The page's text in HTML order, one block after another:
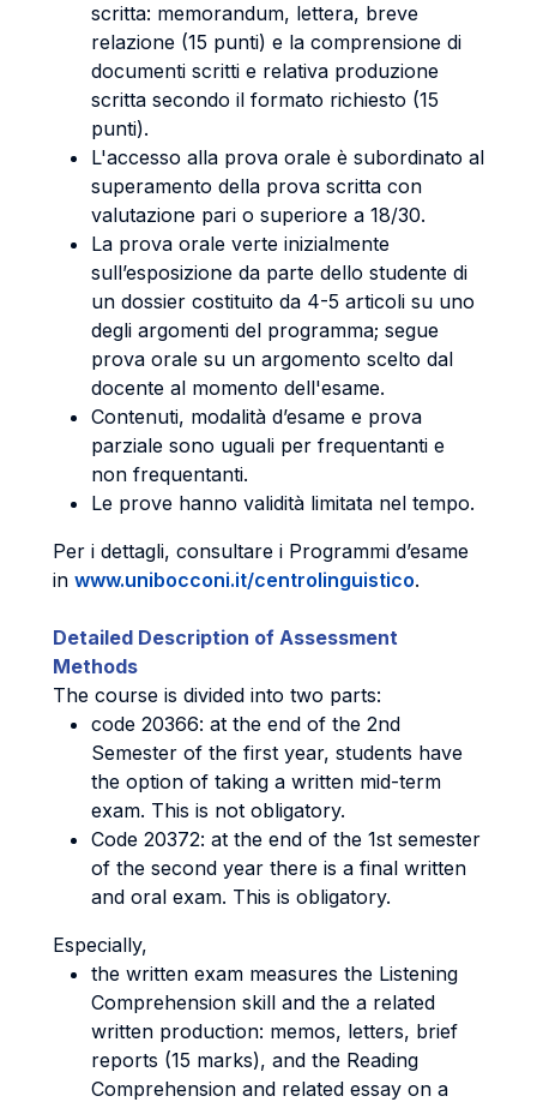
scritta: memorandum, lettera, breve
relazione (15 punti) e la comprensione di
documenti scritti e relativa produzione
scritta secondo il formato richiesto (15
punti).
L'accesso alla prova orale è subordinato al
superamento della prova scritta con
valutazione pari o superiore a 18/30.
La prova orale verte inizialmente
sull’esposizione da parte dello studente di
un dossier costituito da 4-5 articoli su uno
degli argomenti del programma; segue
prova orale su un argomento scelto dal
docente al momento dell'esame.
Contenuti, modalità d’esame e prova
parziale sono uguali per frequentanti e
non frequentanti.
Le prove hanno validità limitata nel tempo.
Per i dettagli, consultare i Programmi d’esame
in www.unibocconi.it/centrolinguistico.
Detailed Description of Assessment
Methods
The course is divided into two parts:
code 20366: at the end of the 2nd
Semester of the first year, students have
the option of taking a written mid-term
exam. This is not obligatory.
Code 20372: at the end of the 1st semester
of the second year there is a final written
and oral exam. This is obligatory.
Especially,
the written exam measures the Listening
Comprehension skill and the a related
written production: memos, letters, brief
reports (15 marks), and the Reading
Comprehension and related essay on a